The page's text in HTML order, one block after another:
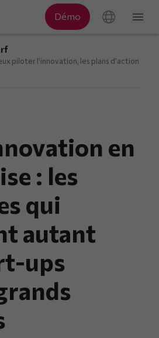
piloter l’innovation, les plans d’action
en
: les
qui
autant
ups